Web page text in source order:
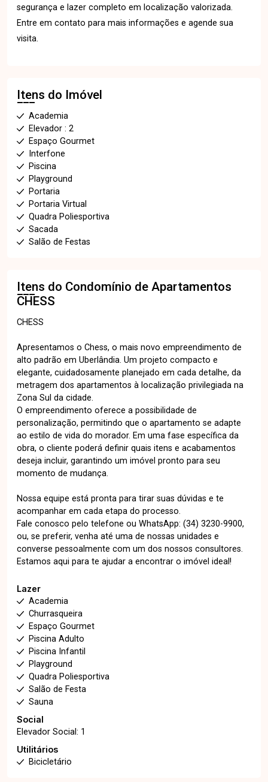
segurança e lazer completo em localização valorizada.
Entre em contato para mais informações e agende sua
visita.
Itens do Imóvel
Academia
Elevador : 2
Espaço Gourmet
Interfone
Piscina
Playground
Portaria
Portaria Virtual
Quadra Poliesportiva
Sacada
Salão de Festas
Itens do Condomínio de Apartamentos
CHESS
CHESS
Apresentamos o Chess, o mais novo empreendimento de
alto padrão em Uberlândia. Um projeto compacto e
elegante, cuidadosamente planejado em cada detalhe, da
metragem dos apartamentos à localização privilegiada na
Zona Sul da cidade.
O empreendimento oferece a possibilidade de
personalização, permitindo que o apartamento se adapte
ao estilo de vida do morador. Em uma fase específica da
obra, o cliente poderá definir quais itens e acabamentos
deseja incluir, garantindo um imóvel pronto para seu
momento de mudança.
Nossa equipe está pronta para tirar suas dúvidas e te
acompanhar em cada etapa do processo.
Fale conosco pelo telefone ou WhatsApp: (34) 3230-9900,
ou, se preferir, venha até uma de nossas unidades e
converse pessoalmente com um dos nossos consultores.
Estamos aqui para te ajudar a encontrar o imóvel ideal!
Lazer
Academia
Churrasqueira
Espaço Gourmet
Piscina Adulto
Piscina Infantil
Playground
Quadra Poliesportiva
Salão de Festa
Sauna
Social
Elevador Social: 1
Utilitários
Bicicletário